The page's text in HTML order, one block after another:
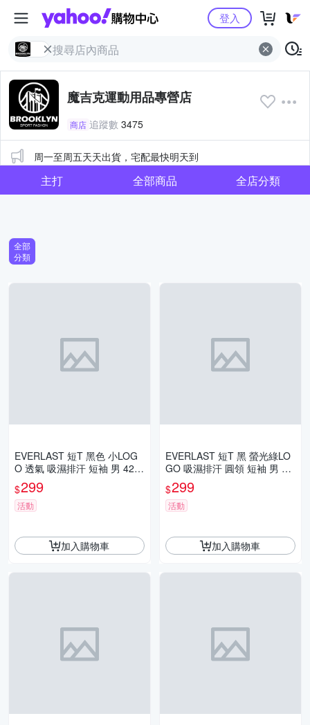
Yahoo購物中心
登入
魔吉克運動用品專營店
商店 追蹤數 3475
公告
周一至周五天天出貨，宅配最快明天到
主打 全部商品 全店分類
全部
分類
EVERLAST 短T 黑色 小LOG
O 透氣 吸濕排汗 短袖 男 422
1108520
$299
活動
加入購物車
EVERLAST 短T 黑 螢光綠LO
GO 吸濕排汗 圓領 短袖 男 42
21108420
$299
活動
加入購物車